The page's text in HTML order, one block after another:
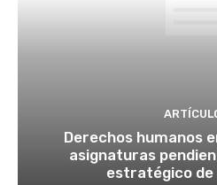
Derechos humanos
asignaturas
estratégico de